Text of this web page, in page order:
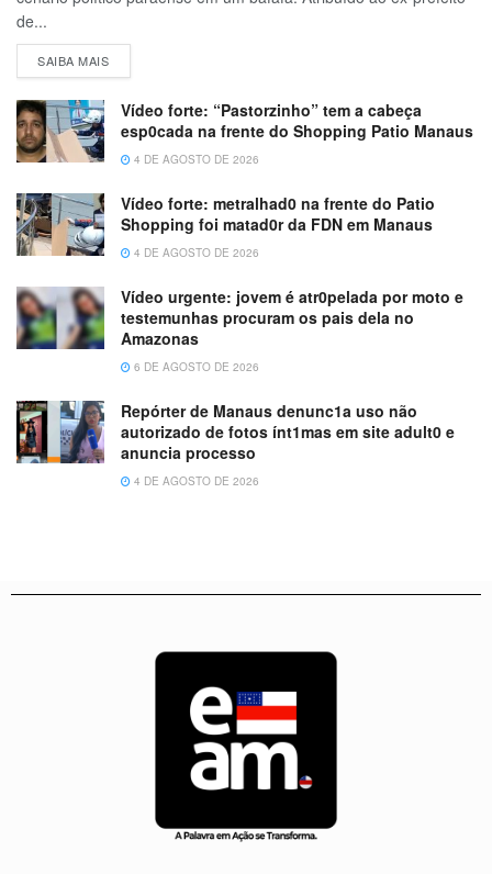
de...
SAIBA MAIS
Vídeo forte: “Pastorzinho” tem a cabeça
esp0cada na frente do Shopping Patio Manaus
4 DE AGOSTO DE 2026
Vídeo forte: metralhad0 na frente do Patio
Shopping foi matad0r da FDN em Manaus
4 DE AGOSTO DE 2026
Vídeo urgente: jovem é atr0pelada por moto e
testemunhas procuram os pais dela no
Amazonas
6 DE AGOSTO DE 2026
Repórter de Manaus denunc1a uso não
autorizado de fotos ínt1mas em site adult0 e
anuncia processo
4 DE AGOSTO DE 2026